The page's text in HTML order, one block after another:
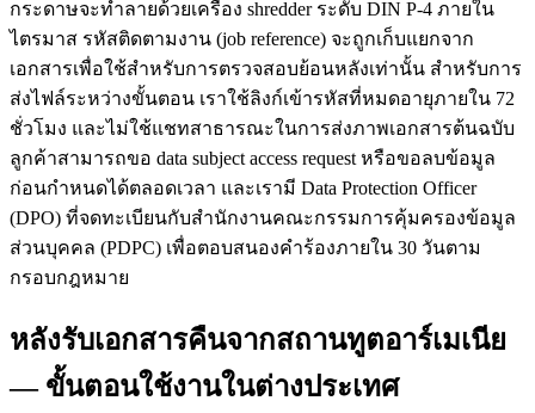
กระดาษจะทำลายด้วยเครื่อง shredder ระดับ DIN P-4 ภายใน
ไตรมาส รหัสติดตามงาน (job reference) จะถูกเก็บแยกจาก
เอกสารเพื่อใช้สำหรับการตรวจสอบย้อนหลังเท่านั้น สำหรับการ
ส่งไฟล์ระหว่างขั้นตอน เราใช้ลิงก์เข้ารหัสที่หมดอายุภายใน 72
ชั่วโมง และไม่ใช้แชทสาธารณะในการส่งภาพเอกสารต้นฉบับ
ลูกค้าสามารถขอ data subject access request หรือขอลบข้อมูล
ก่อนกำหนดได้ตลอดเวลา และเรามี Data Protection Officer
(DPO) ที่จดทะเบียนกับสำนักงานคณะกรรมการคุ้มครองข้อมูล
ส่วนบุคคล (PDPC) เพื่อตอบสนองคำร้องภายใน 30 วันตาม
กรอบกฎหมาย
หลังรับเอกสารคืนจากสถานทูตอาร์เมเนีย
— ขั้นตอนใช้งานในต่างประเทศ